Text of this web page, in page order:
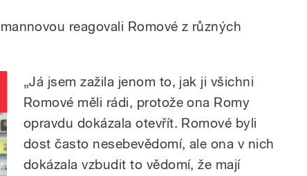
reagovali Romové z různých
„Já jsem zažila jenom to, jak ji všichni
Romové měli rádi, protože ona Romy
opravdu dokázala otevřít. Romové byli
dost často nesebevědomí, ale ona v nich
dokázala vzbudit to vědomí, že mají